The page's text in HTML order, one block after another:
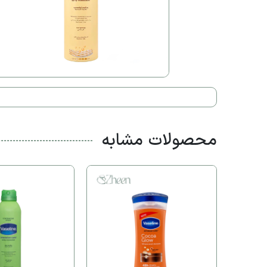
محصولات مشابه